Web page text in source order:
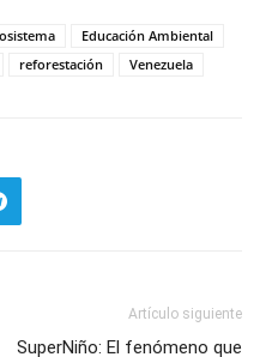
Educación Ambiental
reforestación Venezuela
Artículo siguiente
SuperNiño: El fenómeno que